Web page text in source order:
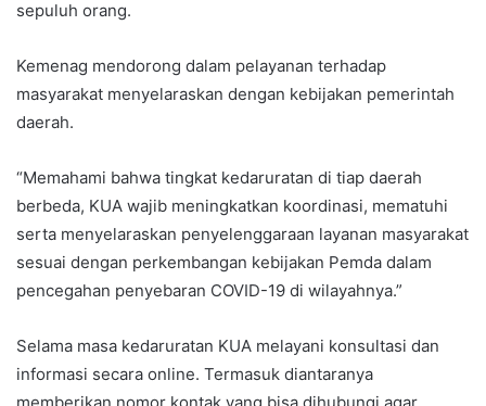
sepuluh orang.
Kemenag mendorong dalam pelayanan terhadap
masyarakat menyelaraskan dengan kebijakan pemerintah
daerah.
“Memahami bahwa tingkat kedaruratan di tiap daerah
berbeda, KUA wajib meningkatkan koordinasi, mematuhi
serta menyelaraskan penyelenggaraan layanan masyarakat
sesuai dengan perkembangan kebijakan Pemda dalam
pencegahan penyebaran COVID-19 di wilayahnya.”
Selama masa kedaruratan KUA melayani konsultasi dan
informasi secara online. Termasuk diantaranya